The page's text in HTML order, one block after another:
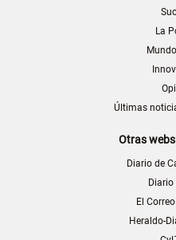
La
Últimas
Otras webs
Diario de
Diario
El
Heraldo-